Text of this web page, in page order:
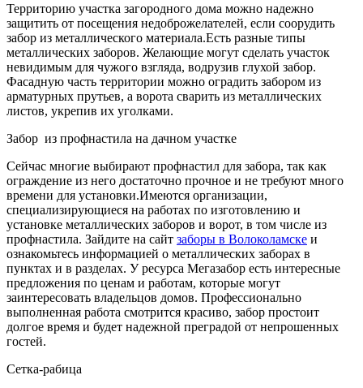
Территорию участка загородного дома можно надежно
защитить от посещения недоброжелателей, если соорудить
забор из металлического материала.Есть разные типы
металлических заборов. Желающие могут сделать участок
невидимым для чужого взгляда, водрузив глухой забор.
Фасадную часть территории можно оградить забором из
арматурных прутьев, а ворота сварить из металлических
листов, укрепив их уголками.
Забор из профнастила на дачном участке
Сейчас многие выбирают профнастил для забора, так как
ограждение из него достаточно прочное и не требуют много
времени для установки.Имеются организации,
специализирующиеся на работах по изготовлению и
установке металлических заборов и ворот, в том числе из
профнастила. Зайдите на сайт заборы в Волоколамске и
ознакомьтесь информацией о металлических заборах в
пунктах и в разделах. У ресурса Мегазабор есть интересные
предложения по ценам и работам, которые могут
заинтересовать владельцов домов. Профессионально
выполненная работа смотрится красиво, забор простоит
долгое время и будет надежной преградой от непрошенных
гостей.
Сетка-рабица